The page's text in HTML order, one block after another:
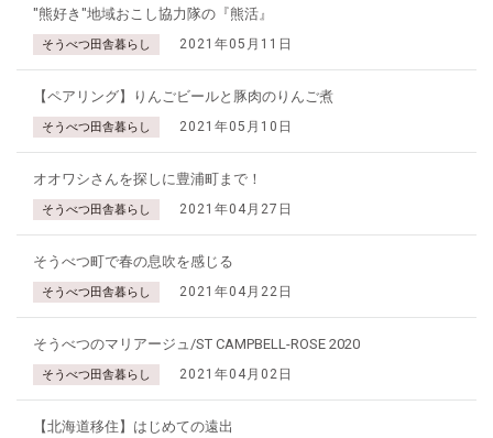
"熊好き"地域おこし協力隊の『熊活』
そうべつ田舎暮らし 2021年05月11日
【ペアリング】りんごビールと豚肉のりんご煮
そうべつ田舎暮らし 2021年05月10日
オオワシさんを探しに豊浦町まで！
そうべつ田舎暮らし 2021年04月27日
そうべつ町で春の息吹を感じる
そうべつ田舎暮らし 2021年04月22日
そうべつのマリアージュ/ST CAMPBELL-ROSE 2020
そうべつ田舎暮らし 2021年04月02日
【北海道移住】はじめての遠出